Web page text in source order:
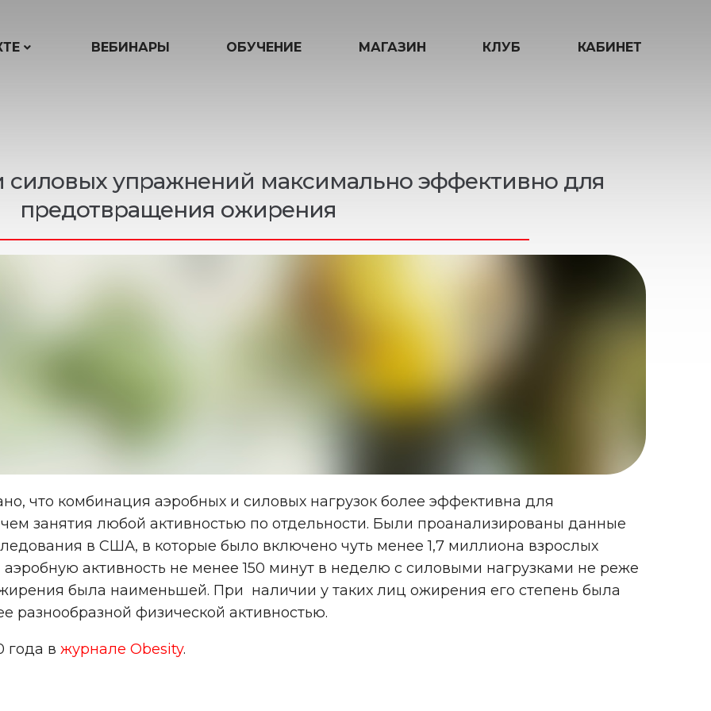
ВЕБИНАРЫ ОБУЧЕНИЕ МАГАЗИН КЛУБ КАБИНЕТ
силовых упражнений максимально эффективно для
предотвращения ожирения
что комбинация аэробных и силовых нагрузок более эффективна для
занятия любой активностью по отдельности. Были проанализированы данные
в США, в которые было включено чуть менее 1,7 миллиона взрослых
активность не менее 150 минут в неделю с силовыми нагрузками не реже
была наименьшей. При наличии у таких лиц ожирения его степень была
разнообразной физической активностью.
года в журнале Obesity.